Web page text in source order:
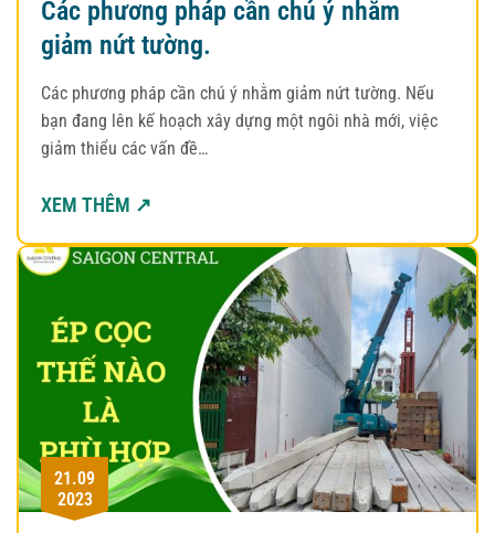
Các phương pháp cần chú ý nhằm
giảm nứt tường.
Các phương pháp cần chú ý nhằm giảm nứt tường. Nếu
bạn đang lên kế hoạch xây dựng một ngôi nhà mới, việc
giảm thiểu các vấn đề…
XEM THÊM ↗
21.09
2023